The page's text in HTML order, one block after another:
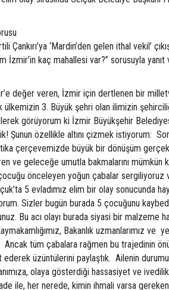
‘Mardin’den gelen ithal vekil’
İzmir’in kaç mahallesi var?” sorusuyla yanıt
değer veren, İzmir için dertlenen bir
3. Büyük şehri olan ilimizin
görüyorum ki İzmir Büyükşehir
Şunun özellikle altını çizmek istiyorum:
çerçevemizde büyük bir dönüşüm
ve geleceğe umutla bakmalarını mümkün
önceleyen yoğun çabalar
5 evladımız elim bir olay sonucunda
Sizler bugün burada 5 çocuğunu
Bu acı olayı burada siyasi bir malzeme
Bakanlık uzmanlarımız ve
tüm çabalara rağmen bu trajedinin
ederek üzüntülerini paylaştık. Ailenin
olaya gösterdiği hassasiyet ve
ile, her nerede, kimin ihmali varsa